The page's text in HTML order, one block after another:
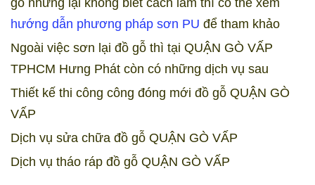
gỗ nhưng lại không biết cách làm thì có thể xem
hướng dẫn phương pháp sơn PU để tham khảo
Ngoài việc sơn lại đồ gỗ thì tại QUẬN GÒ VẤP
TPHCM Hưng Phát còn có những dịch vụ sau
Thiết kế thi công công đóng mới đồ gỗ QUẬN GÒ
VẤP
Dịch vụ sửa chữa đồ gỗ QUẬN GÒ VẤP
Dịch vụ tháo ráp đồ gỗ QUẬN GÒ VẤP